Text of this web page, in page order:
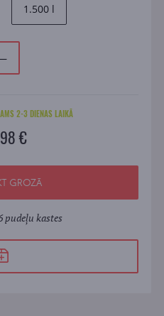
1.500 l
2-3 DIENAS LAIKĀ
€
GROZĀ
pudeļu kastes